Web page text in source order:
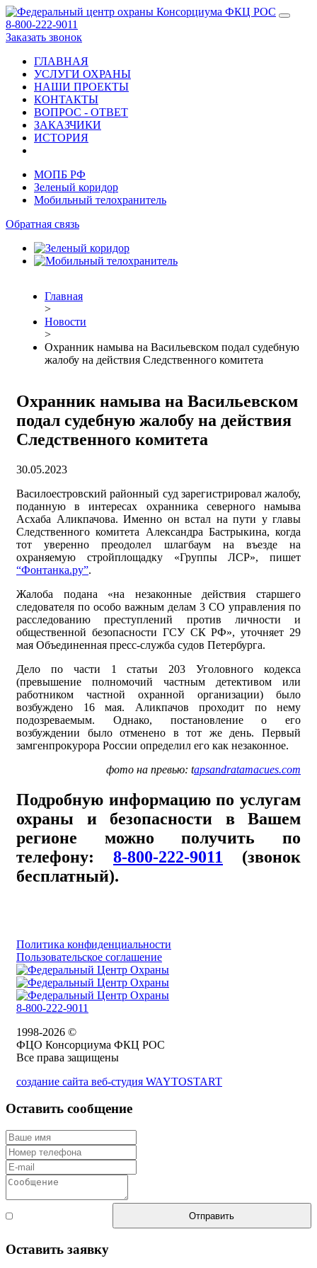
8-800-222-9011
Заказать звонок
ГЛАВНАЯ
УСЛУГИ ОХРАНЫ
НАШИ ПРОЕКТЫ
КОНТАКТЫ
ВОПРОС - ОТВЕТ
ЗАКАЗЧИКИ
ИСТОРИЯ
МОПБ РФ
Зеленый коридор
Мобильный телохранитель
Обратная связь
Главная
>
Новости
>
Охранник намыва на Васильевском подал судебную
жалобу на действия Следственного комитета
Охранник намыва на Васильевском
подал судебную жалобу на действия
Следственного комитета
30.05.2023
Василоестровский районный суд зарегистрировал жалобу,
поданную в интересах охранника северного намыва
Асхаба Аликпачова. Именно он встал на пути у главы
Следственного комитета Александра Бастрыкина, когда
тот уверенно преодолел шлагбаум на въезде на
охраняемую стройплощадку «Группы ЛСР», пишет
“Фонтанка.ру”.
Жалоба подана «на незаконные действия старшего
следователя по особо важным делам 3 СО управления по
расследованию преступлений против личности и
общественной безопасности ГСУ СК РФ», уточняет 29
мая Объединенная пресс-служба судов Петербурга.
Дело по части 1 статьи 203 Уголовного кодекса
(превышение полномочий частным детективом или
работником частной охранной организации) было
возбуждено 16 мая. Аликпачов проходит по нему
подозреваемым. Однако, постановление о его
возбуждении было отменено в тот же день. Первый
замгенпрокурора России определил его как незаконное.
фото на превью: tapsandratamacues.com
Подробную информацию по услугам
охраны и безопасности в Вашем
регионе можно получить по
телефону: 8-800-222-9011 (звонок
бесплатный).
Политика конфиденциальности
Пользовательское соглашение
8-800-222-9011
1998-2026 ©
ФЦО Консорциума ФКЦ РОС
Все права защищены
создание сайта веб-студия WAYTOSTART
Оставить сообщение
Отправить
Оставить заявку